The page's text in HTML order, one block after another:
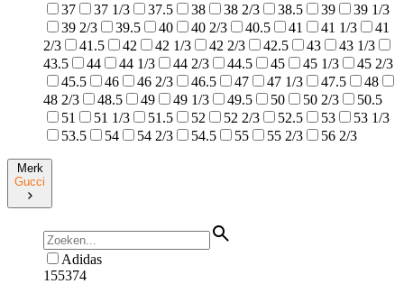
37
37 1/3 37.5 38 38 2/3 38.5 39
39 1/3
39 2/3
39.5 40 40 2/3 40.5 41 41 1/3
41
2/3
41.5 42 42 1/3 42 2/3 42.5 43
43 1/3
43.5
44 44 1/3 44 2/3 44.5 45 45 1/3
45 2/3
45.5
46 46 2/3 46.5 47 47 1/3 47.5
48
48 2/3
48.5 49 49 1/3 49.5 50 50 2/3
50.5
51
51 1/3 51.5 52 52 2/3 52.5 53
53 1/3
53.5
54 54 2/3 54.5 55 55 2/3 56 2/3
Merk
Gucci
Adidas
155374